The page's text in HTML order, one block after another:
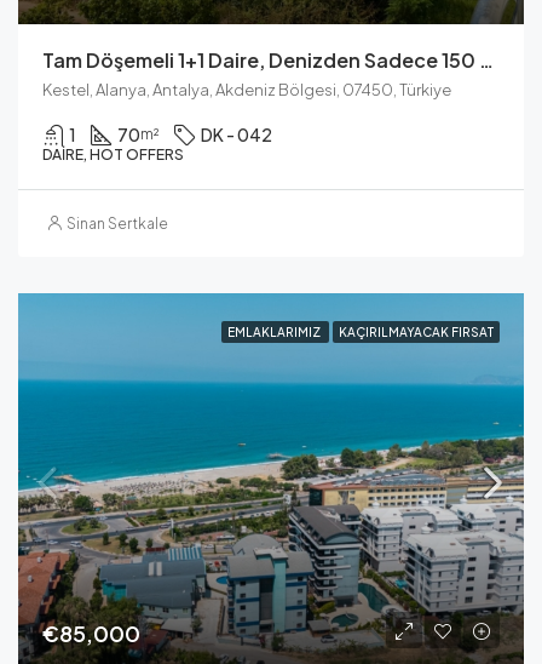
Tam Döşemeli 1+1 Daire, Denizden Sadece 150 Metre Uzakta Kestel Suit Residence’ta
Kestel, Alanya, Antalya, Akdeniz Bölgesi, 07450, Türkiye
1 70m² DK - 042
DAIRE, HOT OFFERS
Sinan Sertkale
EMLAKLARIMIZ KAÇIRILMAYACAK FIRSAT
€85,000